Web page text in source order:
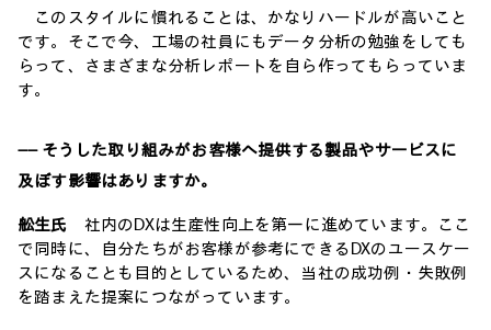
このスタイルに慣れることは、かなりハードルが高いこと
です。そこで今、工場の社員にもデータ分析の勉強をしても
らって、さまざまな分析レポートを自ら作ってもらっていま
す。
―― そうした取り組みがお客様へ提供する製品やサービスに
及ぼす影響はありますか。
舩生氏 社内のDXは生産性向上を第一に進めています。ここ
で同時に、自分たちがお客様が参考にできるDXのユースケー
スになることも目的としているため、当社の成功例・失敗例
を踏まえた提案につながっています。